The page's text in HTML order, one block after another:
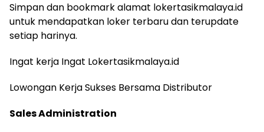
Simpan dan bookmark alamat lokertasikmalaya.id
untuk mendapatkan loker terbaru dan terupdate
setiap harinya.
Ingat kerja Ingat Lokertasikmalaya.id
Lowongan Kerja Sukses Bersama Distributor
Sales Administration